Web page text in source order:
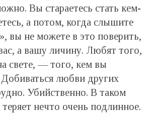
Вы стараетесь стать кем-
а потом, когда слышите
вы не можете в это поверить,
а вашу личину. Любят того,
свете, — того, кем вы
Добиваться любви других
Убийственно. В таком
нечто очень подлинное.